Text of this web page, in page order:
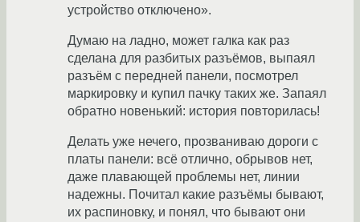
устройство отключено».
Думаю на ладно, может галка как раз
сделана для разбитых разъёмов, выпаял
разъём с передней панели, посмотрел
маркировку и купил пачку таких же. Запаял
обратно новенький: история повторилась!
Делать уже нечего, прозваниваю дороги с
платы панели: всё отлично, обрывов нет,
даже плавающей проблемы нет, линии
надежны. Почитал какие разъёмы бывают,
их распиновку, и понял, что бывают они